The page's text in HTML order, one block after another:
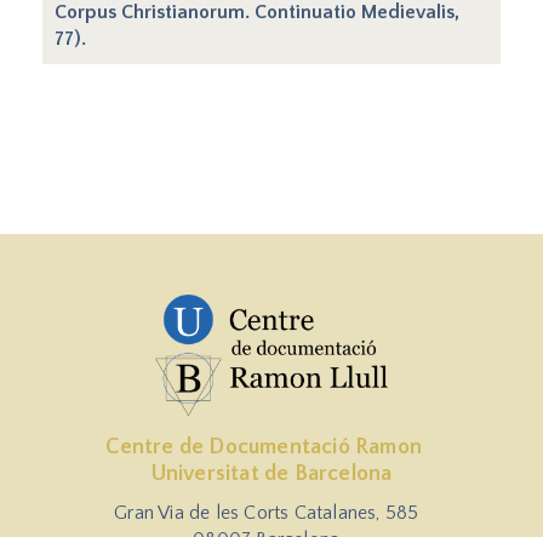
Corpus Christianorum. Continuatio Medievalis,
77).
Centre de Documentació Ramon
Universitat de Barcelona
Gran Via de les Corts Catalanes, 585